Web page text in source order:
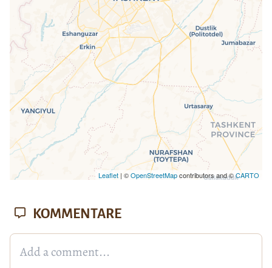
Seite vollständig geladen wurde,
fehlen leafletJS-Dateien.
Leaflet| ©OpenStreetMapcontributors and ©CARTO
KOMMENTARE